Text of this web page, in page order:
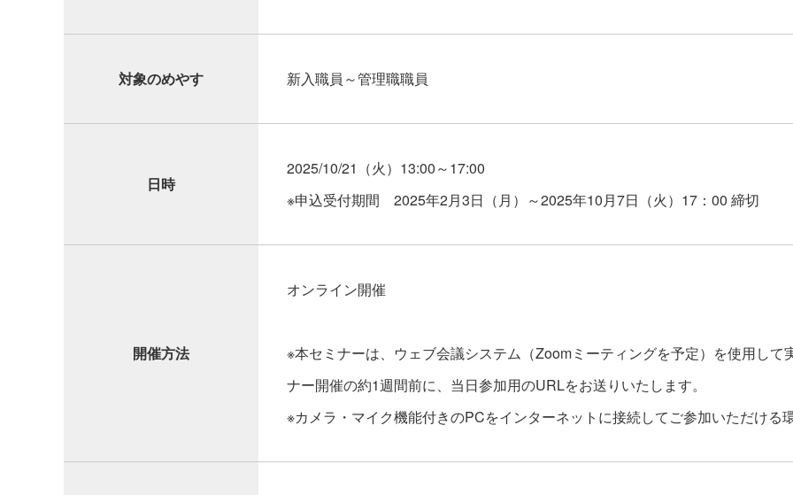
対象のめやす 新入職員～管理職職員
日時
2025/10/21（火） 13:00～17:00
※申込受付期間 2025年2月3日（月）～2025年10月7日（火）17：00 締切
開催方法
オンライン開催
※本セミナーは、ウェブ会議システム（Zoomミーティングを予定）を使用して
ナー開催の約1週間前に、当日参加用のURLをお送りいたします。
※カメラ・マイク機能付きのPCをインターネットに接続してご参加いただける